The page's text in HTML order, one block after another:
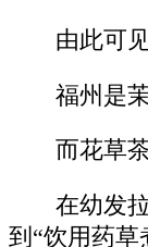
由此可
福州是
而花草
在幼发
到“饮用药